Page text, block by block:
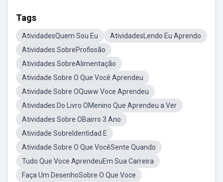
Tags
AtividadesQuem Sou Eu
AtividadesLendo Eu Aprendo
Atividades SobreProfissão
Atividades SobreAlimentação
Atividade Sobre O Que Você Aprendeu
Atividade Sobre OQuww Voce Aprendeu
Atividades Do Livro OMenino Que Aprendeu a Ver
Atividades Sobre OBairro 3 Ano
Atividade SobreIdentidad E
Atividade Sobre O Que VocêSente Quando
Tudo Que Voce AprendeuEm Sua Carreira
Faça Um DesenhoSobre O Que Voce